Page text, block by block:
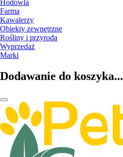
Hodowla
Farma
Kawalerzy
Obiekty zewnętrzne
Rośliny i przyroda
Wyprzedaż
Marki
Dodawanie do koszyka...